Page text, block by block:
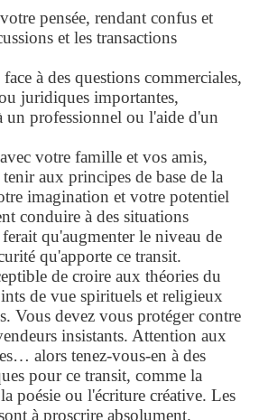
pensée, rendant confus et
et les transactions
à des questions commerciales,
juridiques importantes,
un professionnel ou l'aide d'un
votre famille et vos amis,
aux principes de base de la
imagination et votre potentiel
conduire à des situations
qu'augmenter le niveau de
qu'apporte ce transit.
de croire aux théories du
de vue spirituels et religieux
Vous devez vous protéger contre
insistants. Attention aux
alors tenez-vous-en à des
pour ce transit, comme la
poésie ou l'écriture créative. Les
à proscrire absolument.